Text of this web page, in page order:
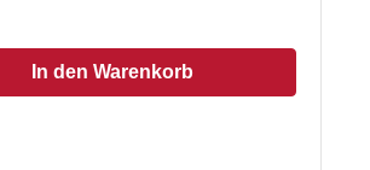
gewünschten Wert ein
In den Warenkorb